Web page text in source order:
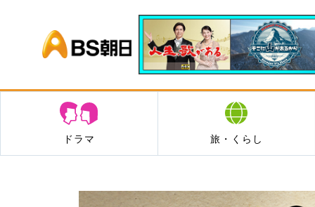
BS朝日
ドラマ 旅・くらし